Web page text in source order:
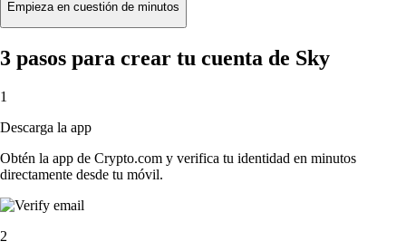
Empieza en cuestión de minutos
3 pasos para crear tu cuenta de Sky
1
Descarga la app
Obtén la app de Crypto.com y verifica tu identidad en minutos
directamente desde tu móvil.
2